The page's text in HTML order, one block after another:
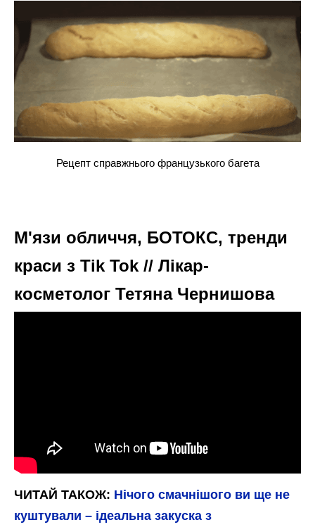
Рецепт справжнього французького багета
М'язи обличчя, БОТОКС, тренди
краси з Tik Tok // Лікар-
косметолог Тетяна Чернишова
ЧИТАЙ ТАКОЖ: Нічого смачнішого ви ще не
куштували – ідеальна закуска з